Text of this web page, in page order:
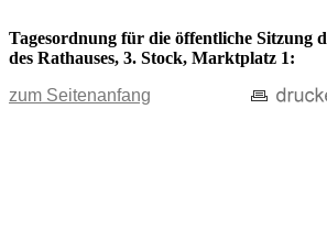
Tagesordnung für die öffentliche Sitzung
des Rathauses, 3. Stock, Marktplatz 1:
zum Seitenanfang